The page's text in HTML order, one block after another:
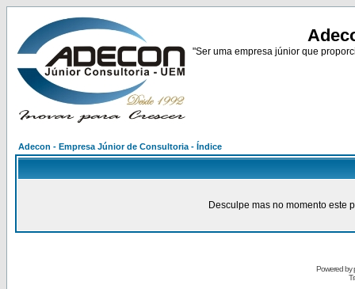
"Ser uma empresa júnior que
Adecon - Empresa Júnior de Consultoria - Índice
Desculpe mas no momento este
Powered by